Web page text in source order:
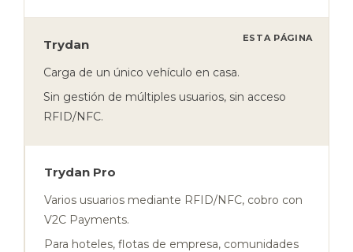
ESTA PÁGINA
Trydan
Carga de un único vehículo en casa.
Sin gestión de múltiples usuarios, sin acceso
RFID/NFC.
Trydan Pro
Varios usuarios mediante RFID/NFC, cobro con
V2C Payments.
Para hoteles, flotas de empresa, comunidades